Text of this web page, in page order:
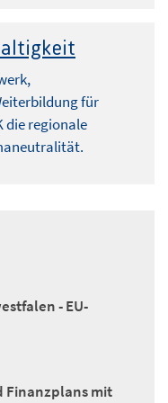
für
die regionale
- EU-
Finanzplans mit